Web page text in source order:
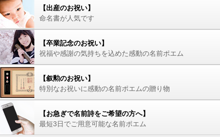
【出産のお祝い】
命名書が人気です
【卒業記念のお祝い】
祝福や感謝の気持ちを込めた感動の名前ポエム
【叙勲のお祝い】
特別なお祝いに感動の名前ポエムの贈り物
【お急ぎで名前詩をご希望の方へ】
最短3日でご用意可能な名前ポエム